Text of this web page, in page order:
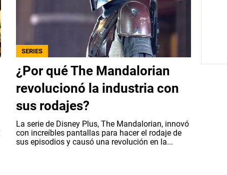
SERIES
¿Por qué The Mandalorian
revolucionó la industria con
sus rodajes?
La serie de Disney Plus, The Mandalorian, innovó
con increíbles pantallas para hacer el rodaje de
sus episodios y causó una revolución en la...